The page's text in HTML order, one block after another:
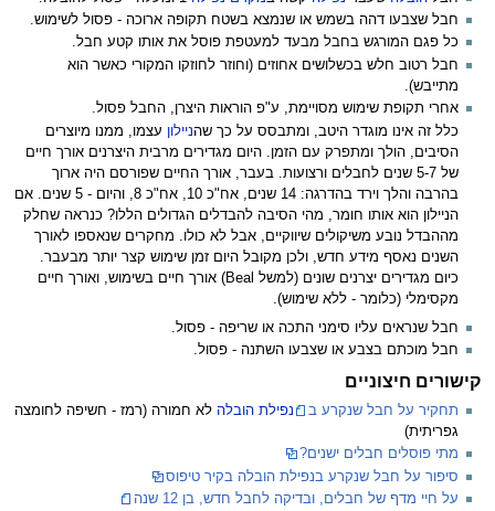
חבל שצבעו דהה בשמש או שנמצא בשטח תקופה ארוכה - פסול לשימוש.
כל פגם המורגש בחבל מבעד למעטפת פוסל את אותו קטע חבל.
חבל רטוב חלש בכשלושים אחוזים (וחוזר לחוזקו המקורי כאשר הוא
מתייבש).
אחרי תקופת שימוש מסויימת, ע"פ הוראות היצרן, החבל פסול.
כלל זה אינו מוגדר היטב, ומתבסס על כך שהניילון עצמו, ממנו מיוצרים
הסיבים, הולך ומתפרק עם הזמן. היום מגדירים מרבית היצרנים אורך חיים
של 5-7 שנים לחבלים ורצועות. בעבר, אורך החיים שפורסם היה ארוך
בהרבה והלך וירד בהדרגה: 14 שנים, אח"כ 10, אח"כ 8, והיום - 5 שנים. אם
הניילון הוא אותו חומר, מהי הסיבה להבדלים הגדולים הללו? כנראה שחלק
מההבדל נובע משיקולים שיווקיים, אבל לא כולו. מחקרים שנאספו לאורך
השנים נאסף מידע חדש, ולכן מקובל היום זמן שימוש קצר יותר מבעבר.
כיום מגדירים יצרנים שונים (למשל Beal) אורך חיים בשימוש, ואורך חיים
מקסימלי (כלומר - ללא שימוש).
חבל שנראים עליו סימני התכה או שריפה - פסול.
חבל מוכתם בצבע או שצבעו השתנה - פסול.
קישורים חיצוניים
תחקיר על חבל שנקרע ב נפילת הובלה לא חמורה (רמז - חשיפה לחומצה
גפריתית)
מתי פוסלים חבלים ישנים?
סיפור על חבל שנקרע בנפילת הובלה בקיר טיפוס
על חיי מדף של חבלים, ובדיקה לחבל חדש, בן 12 שנה